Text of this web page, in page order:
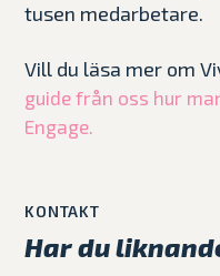
tusen medarbetare.
Vill du läsa mer om
guide från oss hur
Engage.
KONTAKT
Har du